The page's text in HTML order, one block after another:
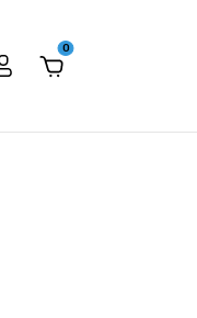
Muebles
0